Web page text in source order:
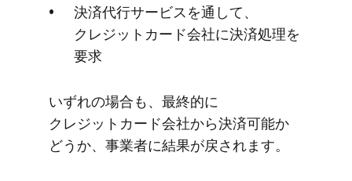
決済代行サービスを​通して、​
クレジットカード会社に​決済処理を​
要求
いずれの​場合も、​最終的に​
クレジットカード会社から​決済可能か​
どうか、​事業者に​結果が​戻されます。